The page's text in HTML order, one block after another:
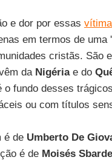
e dor por essas
em termos de
cristãs. São
da Nigéria e do
o fundo desses
ou com títulos
é de Umberto De
é de Moisés